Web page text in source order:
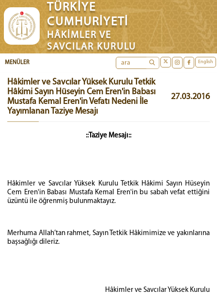
TÜRKİYE
CUMHURİYETİ
HÂKİMLER VE
SAVCILAR KURULU
English
MENÜLER
Hâkimler ve Savcılar Yüksek Kurulu Tetkik
Hâkimi Sayın Hüseyin Cem Eren'in Babası
Mustafa Kemal Eren'in Vefatı Nedeni İle
Yayımlanan Taziye Mesajı
27.03.2016
::Taziye Mesajı::
Hâkimler ve Savcılar Yüksek Kurulu Tetkik Hâkimi Sayın Hüseyin
Cem Eren'in Babası Mustafa Kemal Eren'in bu sabah vefat ettiğini
üzüntü ile öğrenmiş bulunmaktayız.
Merhuma Allah’tan rahmet, Sayın Tetkik Hâkimimize ve yakınlarına
başsağlığı dileriz.
Hâkimler ve Savcılar Yüksek Kurulu